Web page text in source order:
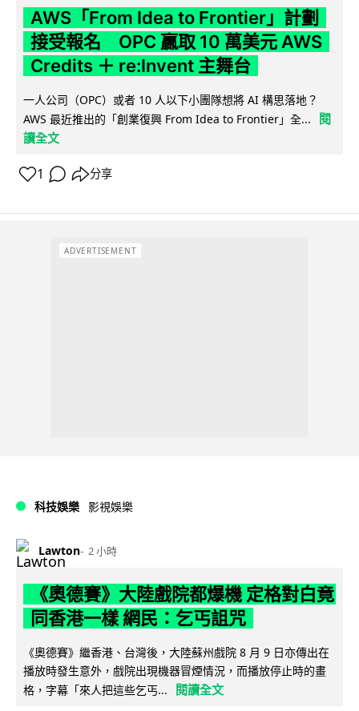
AWS「From Idea to Frontier」計劃
接受報名 OPC 贏取 10 萬美元 AWS
Credits ＋ re:Invent 主舞台
一人公司（OPC）或者 10 人以下小團隊想將 AI 構思落地？
AWS 最近推出的「創業復興 From Idea to Frontier」全...
閱
讀全文
1 分享
ADVERTISEMENT
科技娛樂 影視娛樂
Lawton 2 小時
《奧德賽》大陸戲院都爆機 定格對白竟
同香港一樣 網民：乞丐詛咒
《奧德賽》繼香港、台灣後，大陸蘇州戲院 8 月 9 日亦傳出在
播放時發生意外，戲院出現機器冒煙情況，而播放停止時的畫
格，字幕「來人把這些乞丐...
閱讀全文